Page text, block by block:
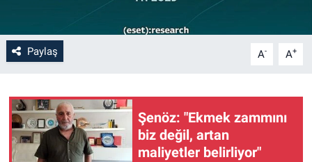
Paylaş A- A+
Şenöz: "Ekmek zammını
biz değil, artan
maliyetler belirliyor"